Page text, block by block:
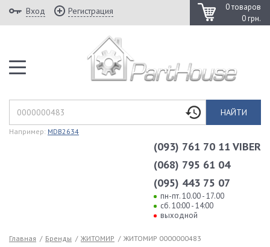
0 товаров
0 грн.
Вход Регистрация
НАЙТИ
Например: MDB2634
(093) 761 70 11 VIBER
(068) 795 61 04
(095) 443 75 07
пн-пт. 10.00 - 17.00
сб. 10:00 - 14:00
выходной
Главная / Бренды / ЖИТОМИР / ЖИТОМИР 0000000483